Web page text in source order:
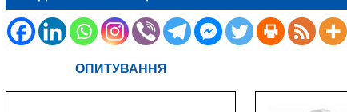
ОПИТУВАННЯ